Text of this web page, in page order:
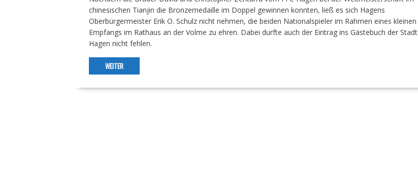
chinesischen Tianjin die Bronzemedaille im Doppel gewinnen konnten, ließ es sich Hagens
Oberbürgermeister Erik O. Schulz nicht nehmen, die beiden Nationalspieler im Rahmen eines kleinen
Empfangs im Rathaus an der Volme zu ehren. Dabei durfte auch der Eintrag ins Gästebuch der Stadt
Hagen nicht fehlen.
WEITER